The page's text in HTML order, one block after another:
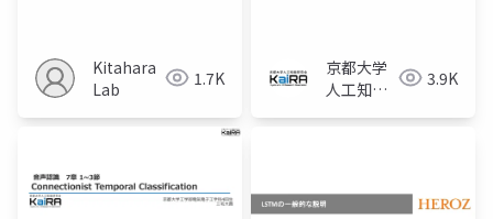
Kitahara
Lab
1.7K
京都大学
人工知能
3.9K